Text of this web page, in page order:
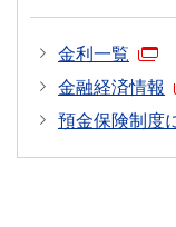
金利一覧
金融経済情報
預金保険制度